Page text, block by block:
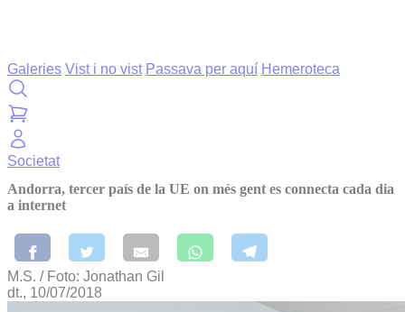
Galeries Vist i no vist Passava per aquí Hemeroteca
Societat
Andorra, tercer país de la UE on més gent es connecta cada dia
a internet
M.S. / Foto: Jonathan Gil
dt., 10/07/2018